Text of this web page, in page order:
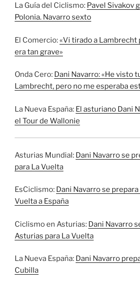
La Guía del Ciclismo: Pavel Sivakov
Polonia. Navarro sexto
El Comercio:«Vi tirado a Lambrecht
era tan grave»
Onda Cero: Dani Navarro: «He visto
Lambrecht, pero no me esperaba
La Nueva España: El asturiano Dani
el Tour de Wallonie
Asturias Mundial: Dani Navarro se
para La Vuelta
EsCiclismo: Dani Navarro se
Vuelta a España
Ciclismo en Asturias: Dani Navarro
Asturias para La Vuelta
La Nueva España: Dani Navarro
Cubilla